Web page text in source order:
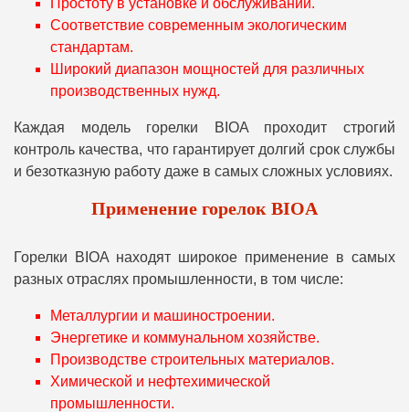
Простоту в установке и обслуживании.
Соответствие современным экологическим
стандартам.
Широкий диапазон мощностей для различных
производственных нужд.
Каждая модель горелки BIOA проходит строгий
контроль качества, что гарантирует долгий срок службы
и безотказную работу даже в самых сложных условиях.
Применение горелок BIOA
Горелки BIOA находят широкое применение в самых
разных отраслях промышленности, в том числе:
Металлургии и машиностроении.
Энергетике и коммунальном хозяйстве.
Производстве строительных материалов.
Химической и нефтехимической
промышленности.